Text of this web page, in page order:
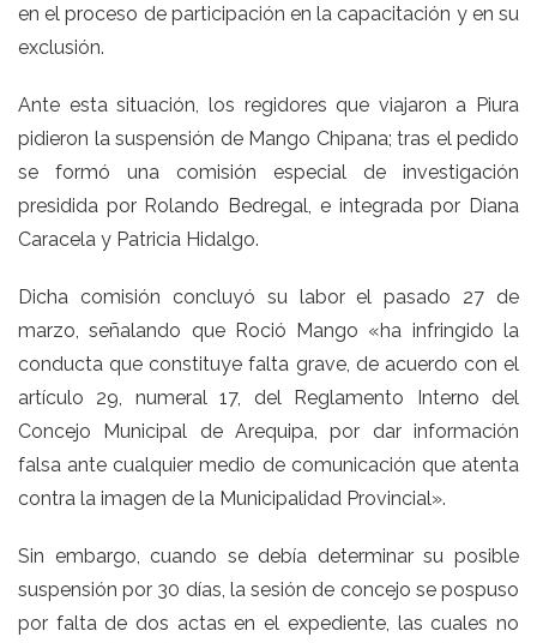
en el proceso de participación en la capacitación y en su
exclusión.
Ante esta situación, los regidores que viajaron a Piura
pidieron la suspensión de Mango Chipana; tras el pedido
se formó una comisión especial de investigación
presidida por Rolando Bedregal, e integrada por Diana
Caracela y Patricia Hidalgo.
Dicha comisión concluyó su labor el pasado 27 de
marzo, señalando que Roció Mango «ha infringido la
conducta que constituye falta grave, de acuerdo con el
artículo 29, numeral 17, del Reglamento Interno del
Concejo Municipal de Arequipa, por dar información
falsa ante cualquier medio de comunicación que atenta
contra la imagen de la Municipalidad Provincial».
Sin embargo, cuando se debía determinar su posible
suspensión por 30 días, la sesión de concejo se pospuso
por falta de dos actas en el expediente, las cuales no